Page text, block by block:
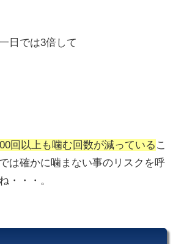
日では3倍して
回以上も噛む回数が減っている こ
は確かに噛まない事のリスクを呼
・・・。